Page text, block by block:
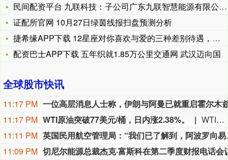
民间配资平台 九联科技：子公司广东九联智慧能源有限公司提供专
证配所官网 10月27日绿茵线报扫盘预测分析
捷希缘APP下载 12星座对你喜欢与爱的三种差别待遇，给你最
配资巴士APP下载 五年织就1.85万公里交通网 武汉迈向国
全球股市快讯
11:17 PM
11:17 PM WTI原油突破77美元/桶，日内涨2.38%。
WTI原油突破77美元/桶，日内涨2.38%。
11:11 PM
英国民用航
11:09 PM